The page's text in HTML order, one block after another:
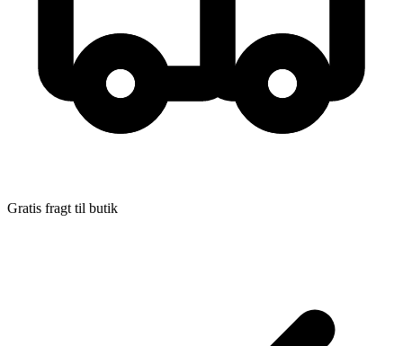
Gyldendal Business
Udgivet:
22. oktober 2013
Gratis fragt til butik